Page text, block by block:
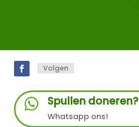
Volgen
 Spullen doneren?
Whatsapp ons!